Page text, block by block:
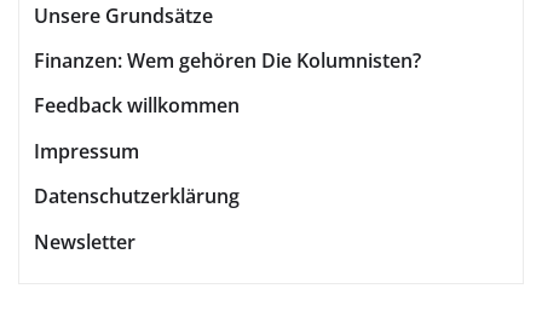
Unsere Grundsätze
Finanzen: Wem gehören Die Kolumnisten?
Feedback willkommen
Impressum
Datenschutzerklärung
Newsletter